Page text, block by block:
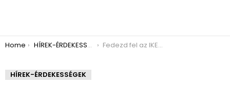
You are here:
Home HÍREK-ÉRDEKESSÉGEK Fedezd fel az IKEA 2016-os karácsonyi kollekcióját!
HÍREK-ÉRDEKESSÉGEK